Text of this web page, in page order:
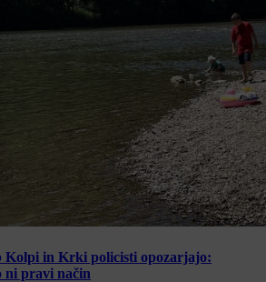
Kolpi in Krki policisti opozarjajo:
ni pravi način